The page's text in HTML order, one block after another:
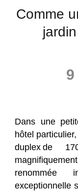
Comme
Dans une
hôtel
duplex de
renommée
exceptionnelle